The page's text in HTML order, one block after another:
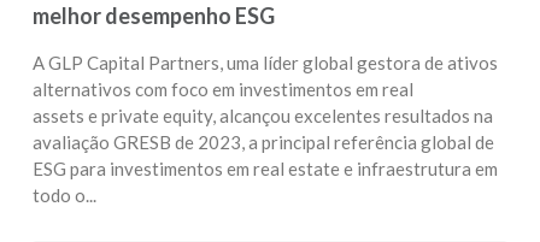
melhor desempenho ESG
A GLP Capital Partners, uma líder global gestora de ativos
alternativos com foco em investimentos em real
assets e private equity, alcançou excelentes resultados na
avaliação GRESB de 2023, a principal referência global de
ESG para investimentos em real estate e infraestrutura em
todo o...